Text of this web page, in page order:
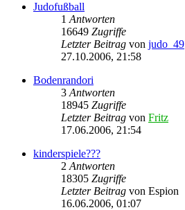
Judofußball
1 Antworten
16649 Zugriffe
Letzter Beitrag von judo_49
27.10.2006, 21:58
Bodenrandori
3 Antworten
18945 Zugriffe
Letzter Beitrag von Fritz
17.06.2006, 21:54
kinderspiele???
2 Antworten
18305 Zugriffe
Letzter Beitrag von Espion
16.06.2006, 01:07